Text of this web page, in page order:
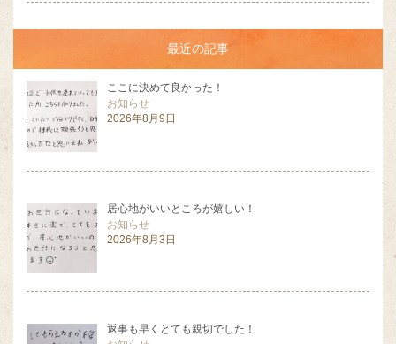
最近の記事
ここに決めて良かった！
お知らせ
2026年8月9日
居心地がいいところが嬉しい！
お知らせ
2026年8月3日
返事も早くとても親切でした！